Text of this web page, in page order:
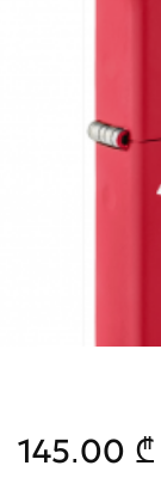
145.00 ₾